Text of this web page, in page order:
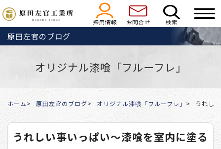
原田左官のブログ
オリジナル漆喰「フルーフレ」
ホーム 原田左官のブログ オリジナル漆喰「フルーフレ」 うれし
うれしい事いっぱい～漆喰を室内に塗る